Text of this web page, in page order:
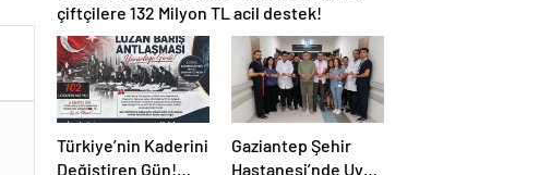
çiftçilere 132 Milyon TL acil destek!
Türkiye’nin Kaderini
Değiştiren Gün!
Gaziantep Şehir
Hastanesi’nde Uyku